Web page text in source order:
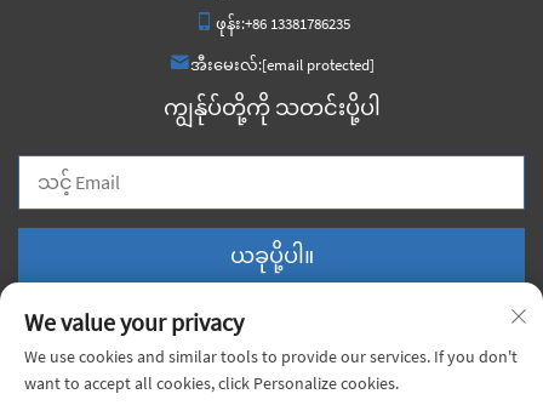
ဖုန်း:+86 13381786235
အီးမေးလ်:[email protected]
ကျွန်ုပ်တို့ကို သတင်းပို့ပါ
ယခုပို့ပါ။
We value your privacy
We use cookies and similar tools to provide our services. If you don't
want to accept all cookies, click Personalize cookies.